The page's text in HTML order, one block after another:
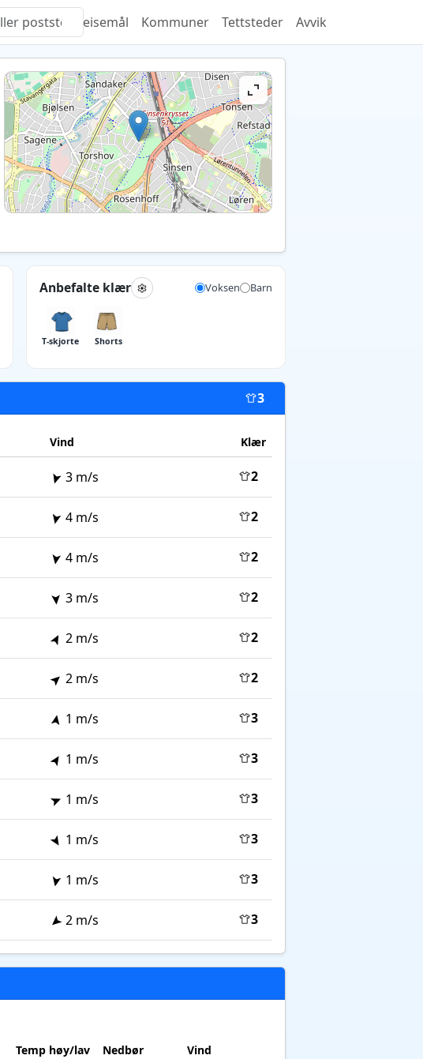
Quiz Reisemål Kommuner Tettsteder Avvik
Anbefalte klær Voksen Barn
T-skjorte Shorts
3
Vind Klær
3 m/s 2
4 m/s 2
4 m/s 2
3 m/s 2
2 m/s 2
2 m/s 2
1 m/s 3
1 m/s 3
1 m/s 3
1 m/s 3
1 m/s 3
2 m/s 3
Temp høy/lav Nedbør Vind